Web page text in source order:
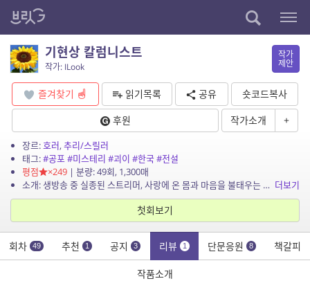
기현상 칼럼니스트
작가: ILook
작가
제안
즐겨찾기 읽기목록 공유
숏코드복사
후원
작가소개 +
장르:호러,추리/스릴러
태그:#공포#미스테리 #괴이 #한국#전설
평점
×249| 분량: 49회, 1,300매
소개: 생방송 중 실종된 스트리머, 사랑에 온 몸과 마음을 불태우는 사람, 아름다운 형상과 함께 나타난 알 수 없는 전염병 그리고 갑작스레 아귀가 되어 나타난 조상까지. 이미 일어났으나 ... 더보기
첫회보기
회차 49 추천 1 공지 3 리뷰 1 단문응원 8 책갈피
작품소개